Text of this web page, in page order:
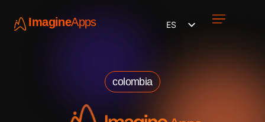
ImagineApps ES
colombia